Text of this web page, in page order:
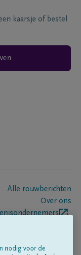
kaarsje of bestel
Alle rouwberichten
Over ons
nodig voor de